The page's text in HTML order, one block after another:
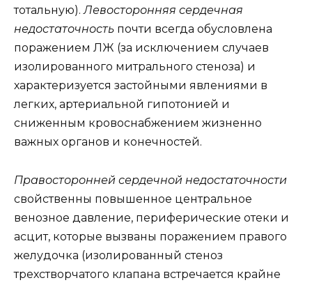
тотальную).Левосторонняя сердечная
недостаточность почти всегда обусловлена
поражением ЛЖ (за исключением случаев
изолированного митрального стеноза) и
характеризуется застойными явлениями в
легких, артериальной гипотонией и
сниженным кровоснабжением жизненно
важных органов и конечностей.
Правосторонней сердечной недостаточности
свойственны повышенное центральное
венозное давление, периферические отеки и
асцит, которые вызваны поражением правого
желудочка (изолированный стеноз
трехстворчатого клапана встречается крайне